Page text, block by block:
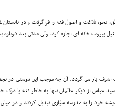
بیروت خانه اى اجاره کرد، ولى مدتى بعد
اشرف باز مى گردد. آن چه موجب این دوستى در
عباس از دیگر عالمان تنها به خاطر فقه یا
خود را به مدرسه سیّارى تبدیل کردند و در